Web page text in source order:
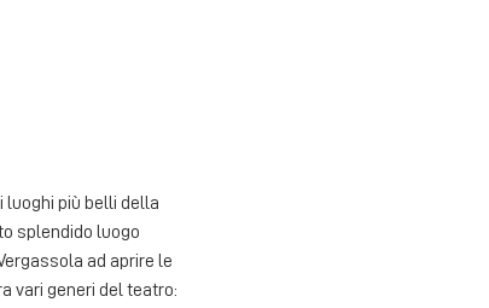
luoghi più belli della
splendido luogo
ad aprire le
vari generi del teatro: